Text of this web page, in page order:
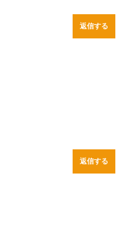
返信する
返信する